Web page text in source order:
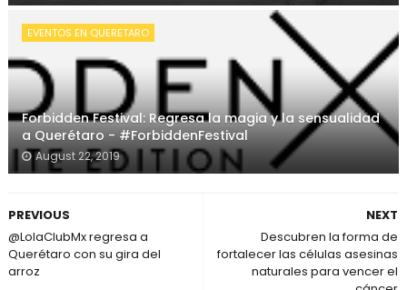
EVENTOS EN QUERETARO
Forbidden Festival: Regresa la magia y la sensualidad
a Querétaro - #ForbiddenFestival
August 22, 2019
NEXT
Descubren la forma de
fortalecer las células asesinas
naturales para vencer el
PREVIOUS
@LolaClubMx regresa a
Querétaro con su gira del
arroz